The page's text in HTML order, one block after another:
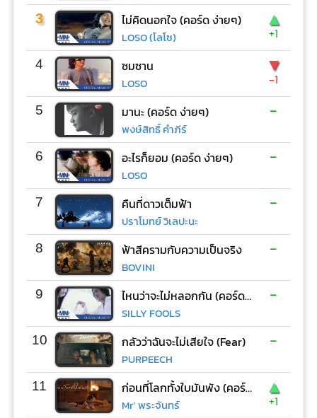
3 ไม่คิดนอกใจ (คอร์ด ง่ายๆ)
LOSO (โลโซ)
▲
+1
4 ซมซาน
LOSO
▼
-1
5 มานะ (คอร์ด ง่ายๆ)
พงษ์สิทธิ์ คำภีร์
-
6 อะไรก็ยอม (คอร์ด ง่ายๆ)
LOSO
-
7 คืนที่ดาวเต็มฟ้า
ปราโมทย์ วิเลปะนะ
-
8 ฟ้าสีครามกับความเป็นจริง
BOVINI
-
9 ไหนว่าจะไม่หลอกกัน (คอร์ด ง่ายๆ)
SILLY FOOLS
-
10 กลัวว่าฉันจะไม่เสียใจ (Fear)
PURPEECH
-
11 ก่อนที่โลกทั้งใบมันพัง (คอร์ด ง่ายๆ)
Mr’ พระจันทร์
▲
+1